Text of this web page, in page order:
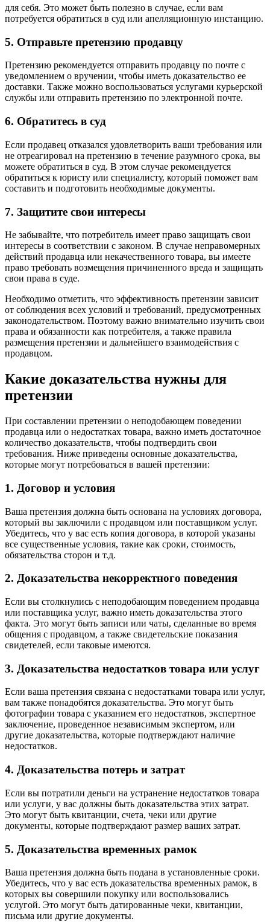
для себя. Это может быть полезно в случае, если вам
потребуется обратиться в суд или апелляционную инстанцию.
5. Отправьте претензию продавцу
Претензию рекомендуется отправить продавцу по почте с
уведомлением о вручении, чтобы иметь доказательство ее
доставки. Также можно воспользоваться услугами курьерской
службы или отправить претензию по электронной почте.
6. Обратитесь в суд
Если продавец отказался удовлетворить ваши требования или
не отреагировал на претензию в течение разумного срока, вы
можете обратиться в суд. В этом случае рекомендуется
обратиться к юристу или специалисту, который поможет вам
составить и подготовить необходимые документы.
7. Защитите свои интересы
Не забывайте, что потребитель имеет право защищать свои
интересы в соответствии с законом. В случае неправомерных
действий продавца или некачественного товара, вы имеете
право требовать возмещения причиненного вреда и защищать
свои права в суде.
Необходимо отметить, что эффективность претензии зависит
от соблюдения всех условий и требований, предусмотренных
законодательством. Поэтому важно внимательно изучить свои
права и обязанности как потребителя, а также правила
размещения претензии и дальнейшего взаимодействия с
продавцом.
Какие доказательства нужны для
претензии
При составлении претензии о неподобающем поведении
продавца или о недостатках товара, важно иметь достаточное
количество доказательств, чтобы подтвердить свои
требования. Ниже приведены основные доказательства,
которые могут потребоваться в вашей претензии:
1. Договор и условия
Ваша претензия должна быть основана на условиях договора,
который вы заключили с продавцом или поставщиком услуг.
Убедитесь, что у вас есть копия договора, в которой указаны
все существенные условия, такие как сроки, стоимость,
обязательства сторон и т.д.
2. Доказательства некорректного поведения
Если вы столкнулись с неподобающим поведением продавца
или поставщика услуг, важно иметь доказательства этого
факта. Это могут быть записи или чаты, сделанные во время
общения с продавцом, а также свидетельские показания
свидетелей, если таковые имеются.
3. Доказательства недостатков товара или услуг
Если ваша претензия связана с недостатками товара или услуг,
вам также понадобятся доказательства. Это могут быть
фотографии товара с указанием его недостатков, экспертное
заключение, проведенное независимым экспертом, или
другие доказательства, которые подтверждают наличие
недостатков.
4. Доказательства потерь и затрат
Если вы потратили деньги на устранение недостатков товара
или услуги, у вас должны быть доказательства этих затрат.
Это могут быть квитанции, счета, чеки или другие
документы, которые подтверждают размер ваших затрат.
5. Доказательства временных рамок
Ваша претензия должна быть подана в установленные сроки.
Убедитесь, что у вас есть доказательства временных рамок, в
которых вы совершили покупку или воспользовались
услугой. Это могут быть датированные чеки, квитанции,
письма или другие документы.